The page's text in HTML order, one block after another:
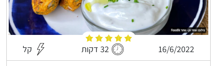
16/6/2022 32 דקות קל